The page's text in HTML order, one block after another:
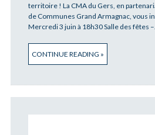
territoire ! La CMA du Gers, en
de Communes Grand Armagnac, vous
Mercredi 3 juin à 18h30 Salle des fêtes –…
CONTINUE READING »